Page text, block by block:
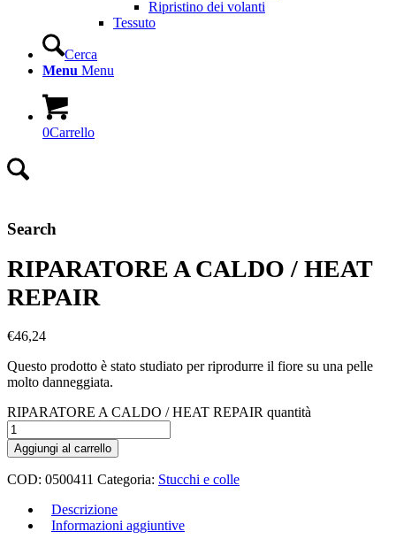
Ripristino dei volanti
Tessuto
Cerca
Menu Menu
0Carrello
Search
RIPARATORE A CALDO / HEAT
REPAIR
€46,24
Questo prodotto è stato studiato per riprodurre il fiore su una pelle
molto danneggiata.
RIPARATORE A CALDO / HEAT REPAIR quantità
Aggiungi al carrello
COD: 0500411 Categoria: Stucchi e colle
Descrizione
Informazioni aggiuntive